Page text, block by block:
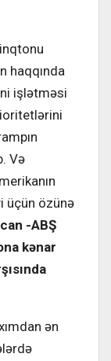
haqqında
işlətməsi
Və
üçün özünə
-ABŞ
kənar
ən